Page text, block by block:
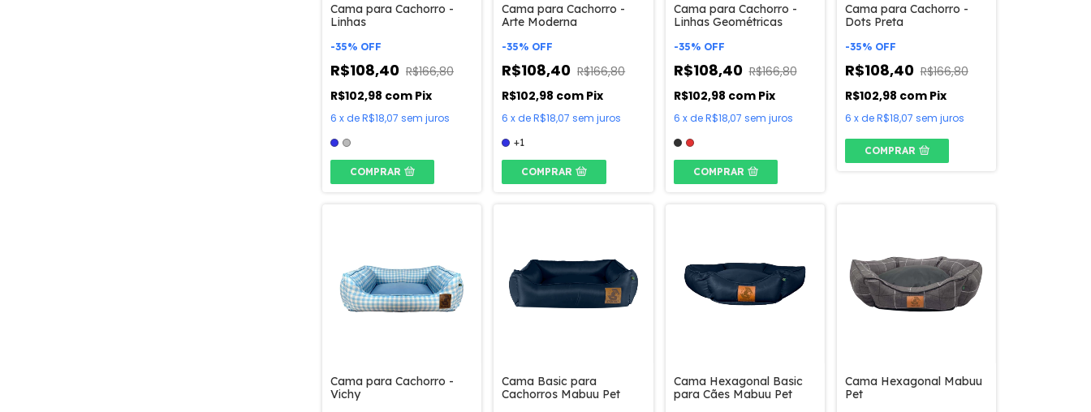
Cama para Cachorro -
Linhas
-35% OFF
R$108,40 R$166,80
R$102,98 com Pix
6 x deR$18,07 sem juros
COMPRAR
Cama para Cachorro -
Arte Moderna
-35% OFF
R$108,40 R$166,80
R$102,98 com Pix
6 x deR$18,07 sem juros
+1
COMPRAR
Cama para Cachorro -
Linhas Geométricas
-35% OFF
R$108,40 R$166,80
R$102,98 com Pix
6 x deR$18,07 sem juros
COMPRAR
Cama para Cachorro -
Dots Preta
-35% OFF
R$108,40 R$166,80
R$102,98 com Pix
6 x deR$18,07 sem juros
COMPRAR
Cama para Cachorro -
Vichy
Cama Basic para
Cachorros Mabuu Pet
Cama Hexagonal Basic
para Cães Mabuu Pet
Cama Hexagonal Mabuu
Pet